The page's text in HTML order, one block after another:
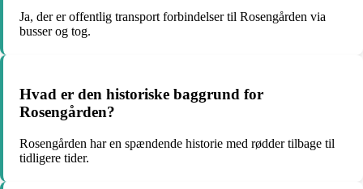
Ja, der er offentlig transport forbindelser til Rosengården via
busser og tog.
Hvad er den historiske baggrund for
Rosengården?
Rosengården har en spændende historie med rødder tilbage til
tidligere tider.